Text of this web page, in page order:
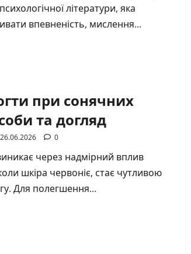
літератури, яка
впевненість, мислення...
при сонячних
та догляд
26.06.2026 0
через надмірний вплив
шкіра червоніє, стає чутливою
Для полегшення...